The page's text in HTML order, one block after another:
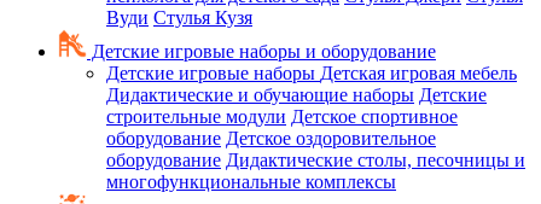
Вуди Стулья Кузя
Детские игровые наборы и оборудование
Детские игровые наборы Детская игровая мебель
Дидактические и обучающие наборы Детские
строительные модули Детское спортивное
оборудование Детское оздоровительное
оборудование Дидактические столы, песочницы и
многофункциональные комплексы